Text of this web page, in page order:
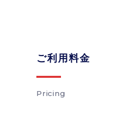
ご利用料金
Pricing